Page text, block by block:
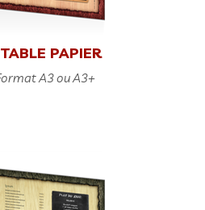
PAPIER
A3 ou A3+